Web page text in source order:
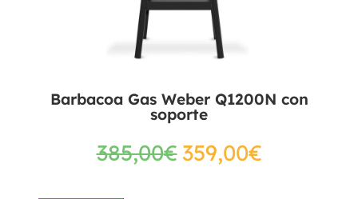
Barbacoa Gas Weber Q1200N con
soporte
385,00€359,00€